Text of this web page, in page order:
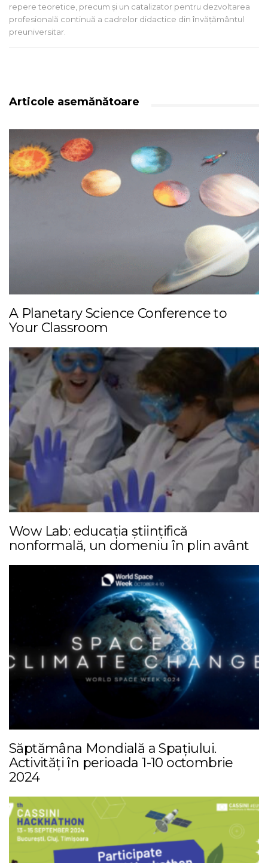
repere teoretice, precum și un catalizator pentru dezvoltarea
profesională continuă a cadrelor didactice din învățământul
preuniversitar.
Articole asemănătoare
A Planetary Science Conference to
Your Classroom
Wow Lab: educația științifică
nonformală, un domeniu în plin avânt
Săptămâna Mondială a Spațiului.
Activități în perioada 1-10 octombrie
2024